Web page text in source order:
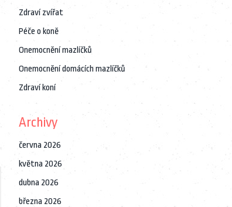
Zdraví zvířat
Péče o koně
Onemocnění mazlíčků
Onemocnění domácích mazlíčků
Zdraví koní
Archivy
června 2026
května 2026
dubna 2026
března 2026